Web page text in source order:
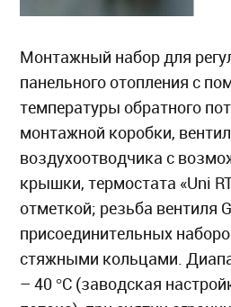
Монтажный набор для
панельного отопления с
температуры обратного
монтажной коробки,
воздухоотводчика с
крышки, термостата «Uni
отметкой; резьба вентиля
присоединительных
стяжными кольцами.
– 40 °C (заводская